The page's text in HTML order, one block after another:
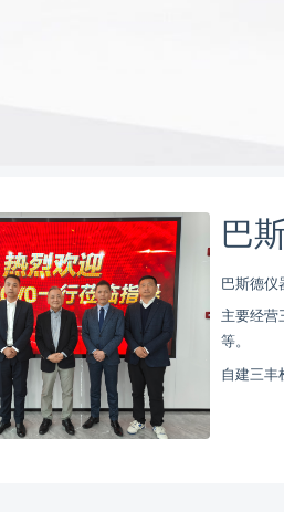
巴
巴斯德仪
主要经
等。
自建三丰